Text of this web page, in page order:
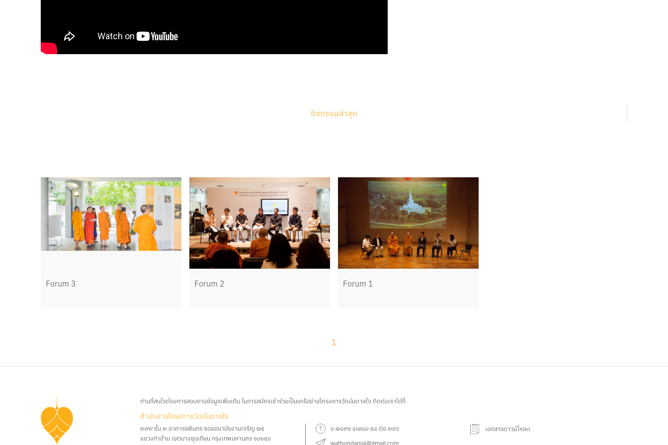
กิจกรรมล่าสุด
Forum 3 Forum 2 Forum 1
1
ท่านที่สนใจต้องการสอบถามข้อมูลเพิ่มเติม ในการสมัครเข้าร่วมเป็นเครือข่ายโครงการวัดบันดาลใจ ติดต่อเราได้ที่
สํานักงานโครงการวัดบันดาลใจ
๓๙๙ ชั้น ๓ อาคารรพินทร ซอยอนามัยงามเจริญ ๒๕
แขวงท่าข้าม เขตบางขุนเทียน กรุงเทพมหานคร ๑๐๑๕๐
๐ ๒๔๙๐ ๔๗๔๘-๕๔ ต่อ ๓๐๖
watbundanjai@gmail.com
เอกสารดาวน์โหลด